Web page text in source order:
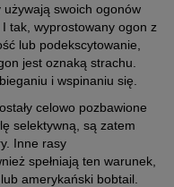
swoich ogonów
tak, wyprostowany ogon z
lub podekscytowanie,
jest oznaką strachu.
i wspinaniu się.
celowo pozbawione
selektywną, są zatem
Inne rasy
spełniają ten warunek,
lub amerykański bobtail.